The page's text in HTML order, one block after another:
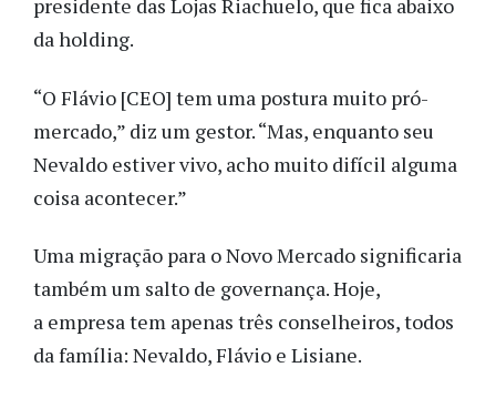
presidente das Lojas Riachuelo, que fica abaixo
da holding.
“O Flávio [CEO] tem uma postura muito pró-
mercado,” diz um gestor. “Mas, enquanto seu
Nevaldo estiver vivo, acho muito difícil alguma
coisa acontecer.”
Uma migração para o Novo Mercado significaria
também um salto de governança. Hoje,
a empresa tem apenas três conselheiros, todos
da família: Nevaldo, Flávio e Lisiane.